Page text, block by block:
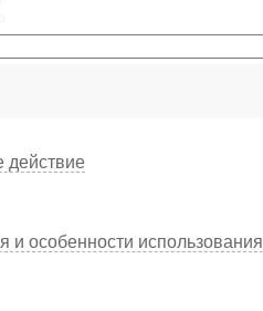
действие
и особенности использования